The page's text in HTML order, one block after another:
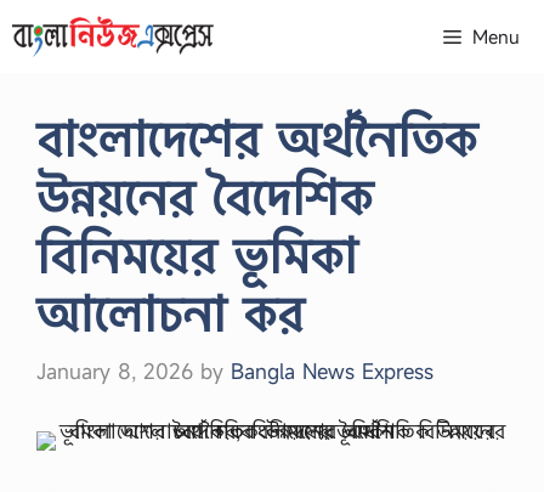
to
Menu
বাংলাদেশের অর্থনৈতিক
উন্নয়নের বৈদেশিক
বিনিময়ের ভূমিকা
আলোচনা কর
January 8, 2026 by Bangla News Express